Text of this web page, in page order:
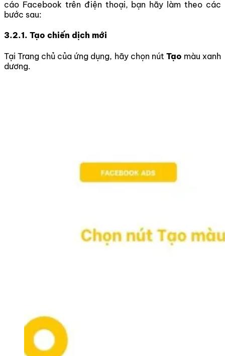
cáo Facebook trên điện thoại, bạn hãy làm theo các
bước sau:
3.2.1. Tạo chiến dịch mới
Tại Trang chủ của ứng dụng, hãy chọn nút Tạo màu xanh
dương.